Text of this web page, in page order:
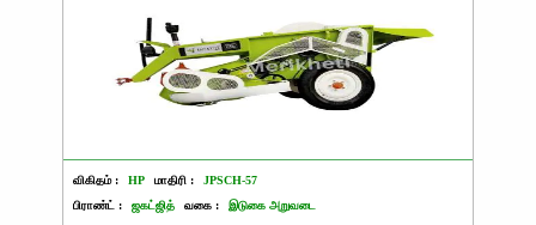
விகிதம் : HP மாதிரி :
JPSCH-57
பிராண்ட் :
ஜகட்ஜித் வகை : இடுகை அறுவடை